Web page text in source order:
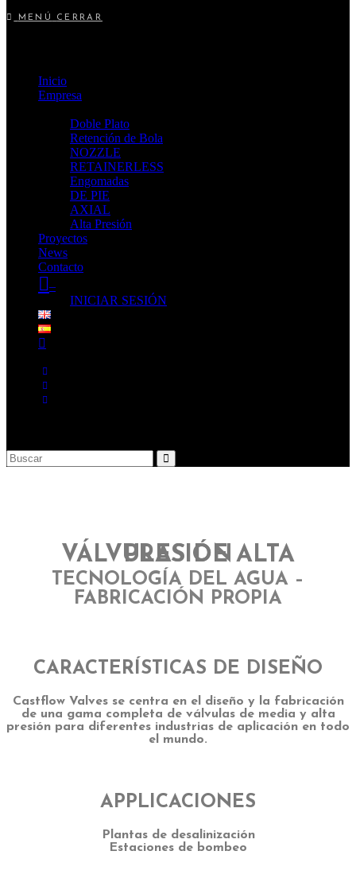
MENÚ CERRAR
Inicio
Empresa
Doble Plato
Retención de Bola
NOZZLE
RETAINERLESS
Engomadas
DE PIE
AXIAL
Alta Presión
Proyectos
News
Contacto
–
INICIAR SESIÓN
VÁLVULAS DE ALTA PRESIÓN
TECNOLOGÍA DEL AGUA –
FABRICACIÓN PROPIA
CARACTERÍSTICAS DE DISEÑO
Castflow Valves se centra en el diseño y la fabricación
de una gama completa de válvulas de media y alta
presión para diferentes industrias de aplicación en todo
el mundo.
APPLICACIONES
Plantas de desalinización
Estaciones de bombeo